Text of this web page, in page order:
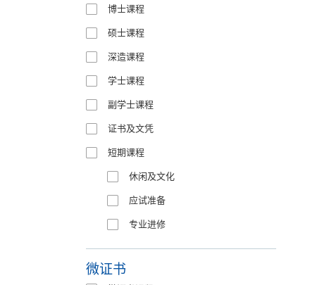
博士课程
硕士课程
深造课程
学士课程
副学士课程
证书及文凭
短期课程
休闲及文化
应试准备
专业进修
微证书